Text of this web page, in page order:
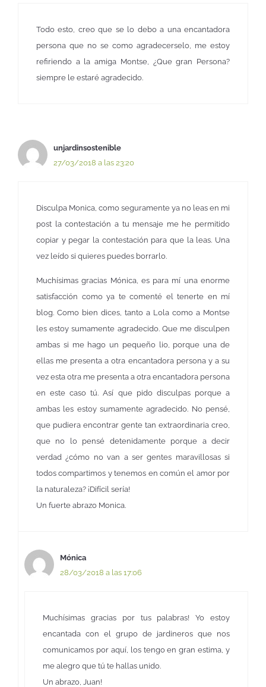
Todo esto, creo que se lo debo a una encantadora
persona que no se como agradecerselo, me estoy
refiriendo a la amiga Montse, ¿Que gran Persona?
siempre le estaré agradecido.
unjardinsostenible
27/03/2018 a las 23:20
Disculpa Monica, como seguramente ya no leas en mi
post la contestación a tu mensaje me he permitido
copiar y pegar la contestación para que la leas. Una
vez leído si quieres puedes borrarlo.
Muchísimas gracias Mónica, es para mí una enorme
satisfacción como ya te comenté el tenerte en mí
blog. Como bien dices, tanto a Lola como a Montse
les estoy sumamente agradecido. Que me disculpen
ambas si me hago un pequeño lio, porque una de
ellas me presenta a otra encantadora persona y a su
vez esta otra me presenta a otra encantadora persona
en este caso tú. Así que pido disculpas porque a
ambas les estoy sumamente agradecido. No pensé,
que pudiera encontrar gente tan extraordinaria creo,
que no lo pensé detenidamente porque a decir
verdad ¿cómo no van a ser gentes maravillosas si
todos compartimos y tenemos en común el amor por
la naturaleza? ¡Difícil sería!
Un fuerte abrazo Monica.
Mónica
28/03/2018 a las 17:06
Muchísimas gracias por tus palabras! Yo estoy
encantada con el grupo de jardineros que nos
comunicamos por aquí, los tengo en gran estima, y
me alegro que tú te hallas unido.
Un abrazo, Juan!